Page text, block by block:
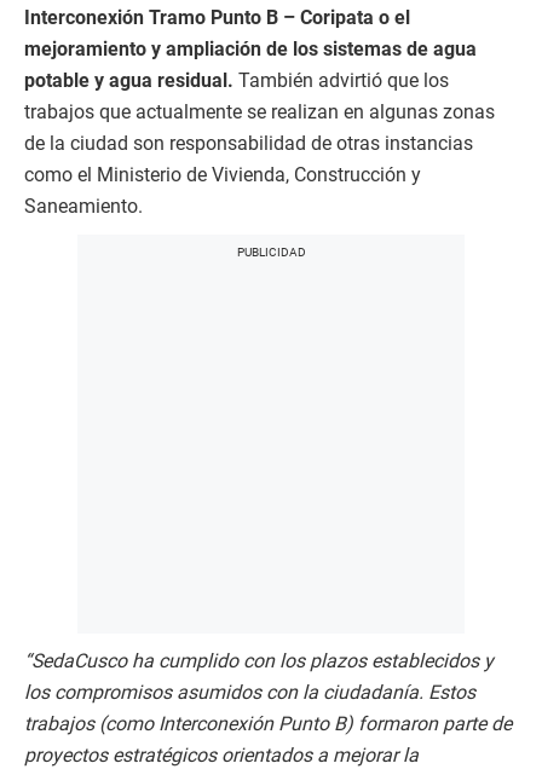
Interconexión Tramo Punto B – Coripata o el
mejoramiento y ampliación de los sistemas de agua
potable y agua residual. También advirtió que los
trabajos que actualmente se realizan en algunas zonas
de la ciudad son responsabilidad de otras instancias
como el Ministerio de Vivienda, Construcción y
Saneamiento.
“SedaCusco ha cumplido con los plazos establecidos y
los compromisos asumidos con la ciudadanía. Estos
trabajos (como Interconexión Punto B) formaron parte de
proyectos estratégicos orientados a mejorar la